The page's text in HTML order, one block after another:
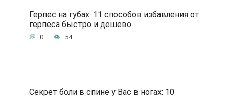
Герпес на губах: 11 способов избавления от
герпеса быстро и дешево
0 54
Секрет боли в спине у Вас в ногах: 10